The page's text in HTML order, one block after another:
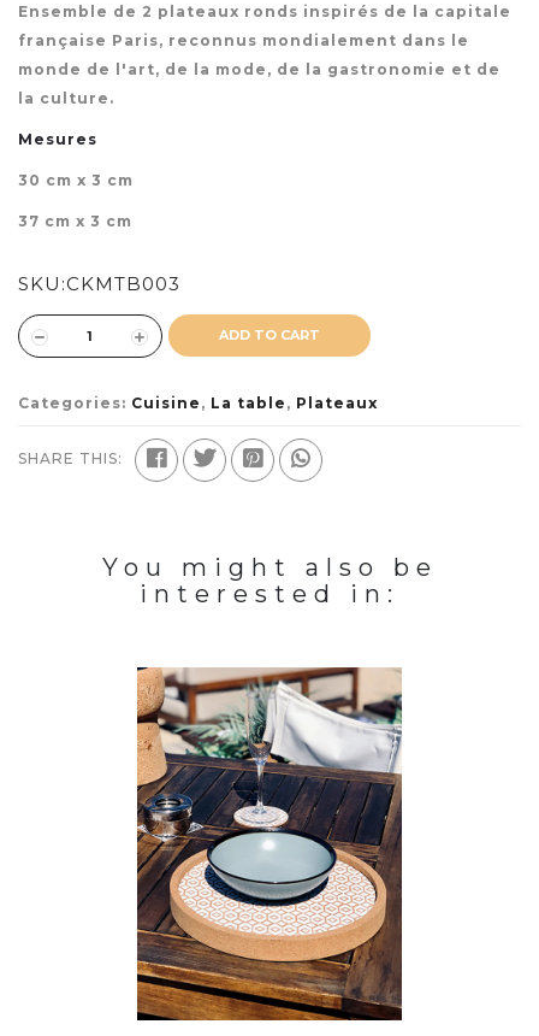
Ensemble de 2 plateaux ronds inspirés de la capitale
française Paris, reconnus mondialement dans le
monde de l'art, de la mode, de la gastronomie et de
la culture.
Mesures
30 cm x 3 cm
37 cm x 3 cm
SKU:CKMTB003
ADD TO CART
Categories: Cuisine , La table , Plateaux
SHARE THIS:
You might also be
interested in: